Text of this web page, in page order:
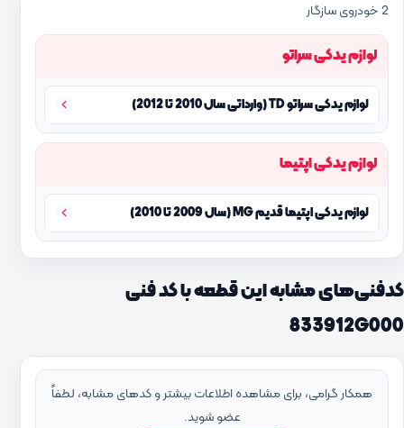
2 خودروی سازگار
لوازم یدکی سراتو
لوازم یدکی سراتو TD (وارداتی سال 2010 تا 2012)
لوازم یدکی اپتیما
لوازم یدکی اپتیما قدیم MG (سال 2009 تا 2010)
کدفنی‌های مشابه این قطعه با کد فنی
833912G000
همکار گرامی، برای مشاهده اطلاعات بیشتر و کدهای مشابه، لطفاً
عضو شوید.